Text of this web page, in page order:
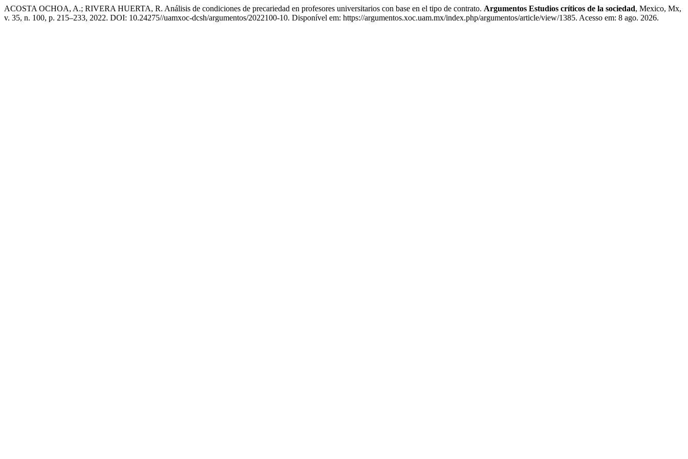
ACOSTA OCHOA, A.; RIVERA HUERTA, R. Análisis de condiciones de precariedad en profesores universitarios con base en el tipo de contrato. Argumentos Estudios críticos de la sociedad, Mexico, Mx,
v. 35, n. 100, p. 215–233, 2022. DOI: 10.24275//uamxoc-dcsh/argumentos/2022100-10. Disponível em: https://argumentos.xoc.uam.mx/index.php/argumentos/article/view/1385. Acesso em: 8 ago. 2026.